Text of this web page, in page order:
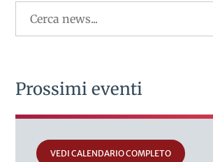
Prossimi eventi
VEDI CALENDARIO COMPLETO